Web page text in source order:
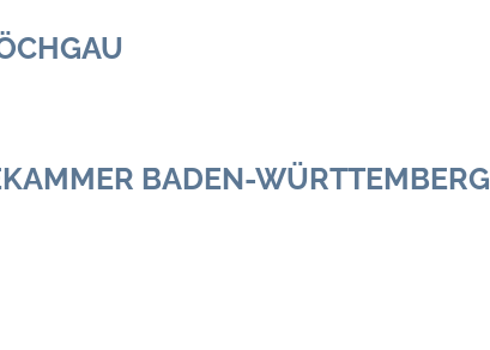
Trinkwasser - Härtebereich
BADEN-WÜRTTEMBERG